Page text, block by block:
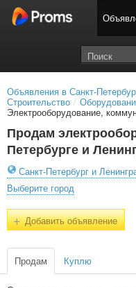
Объявления в Санкт-
Строительство /
Электрооборудование,
Продам
Петербурге и
Санкт-Петербург и
Выберите город
+Добавить объявление
Продам Куплю